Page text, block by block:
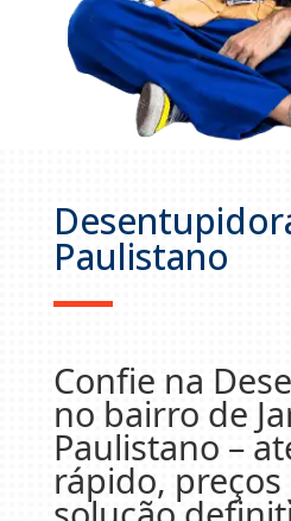
Paulistano
Confie na
no bairro de
Paulistano –
rápido, preços